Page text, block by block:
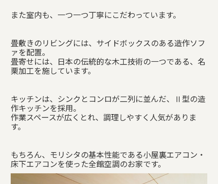
また室内も、一つ一つ丁寧にこだわっています。
畳敷きのリビングには、サイドボックスのある造作ソフ
ァを配置。
畳寄せには、日本の伝統的な木工技術の一つである、名
栗加工を施しています。
キッチンは、シンクとコンロが二列に並んだ、Ⅱ型の造
作キッチンを採用。
作業スペースが広くとれ、調理しやすく人気がありま
す。
もちろん、モリシタの基本性能である小屋裏エアコン・
床下エアコンを使った全館空調のお家です。